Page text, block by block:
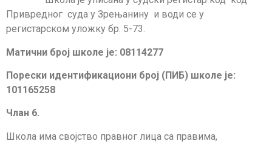
Привредног суда у Зрењанину и води се у
регистарском уложку бр. 5-73.
Матични број школе је: 08114277
Порески идентификациони број (ПИБ) школе је:
101165258
Члан 6.
Школа има својство правног лица са правима,